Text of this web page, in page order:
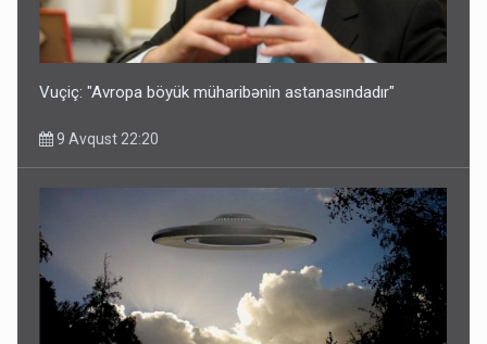
Vuçiç: "Avropa böyük müharibənin astanasındadır"
9 Avqust 22:20